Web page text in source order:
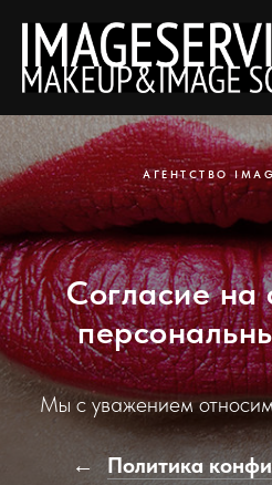
АГЕНТСТВО
Согласие на
Мы с уважением
Политика